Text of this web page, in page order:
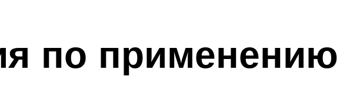
по применению